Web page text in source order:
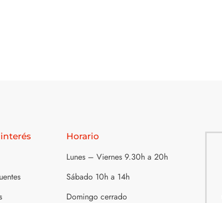
Horario
Lunes – Viernes 9.30h a 20h
Sábado 10h a 14h
Domingo cerrado